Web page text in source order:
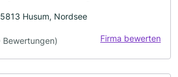
Husum, Nordsee
Bewertungen) Firma bewerten